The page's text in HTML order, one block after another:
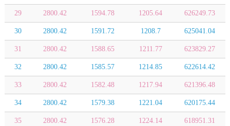
29 2800.42 1594.78 1205.64 626249.73
30 2800.42 1591.72 1208.7 625041.04
31 2800.42 1588.65 1211.77 623829.27
32 2800.42 1585.57 1214.85 622614.42
33 2800.42 1582.48 1217.94 621396.48
34 2800.42 1579.38 1221.04 620175.44
35 2800.42 1576.28 1224.14 618951.31